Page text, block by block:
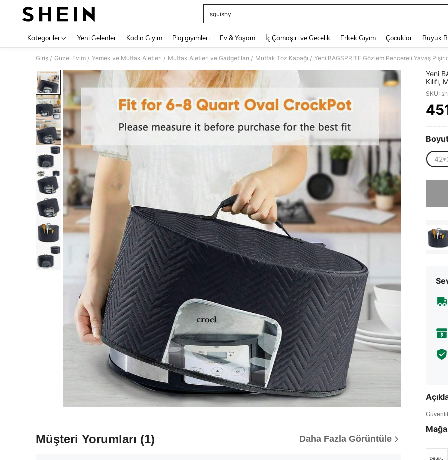
squishy
Kategoriler Yeni Gelenler Kadın Giyim Plaj giyimleri Ev & Yaşam İç Çamaşırı ve Gecelik Erkek Giyim Çocuklar Büyük
Giriş / Güzel Evim / Yemek ve Mutfak Aletleri / Mutfak Aletleri ve Gadget'ları / Mutfak Toz Kapağı /
Müşteri Yorumları (1) Daha Fazla Görüntüle
Yeni
Şeffaf
SKU: